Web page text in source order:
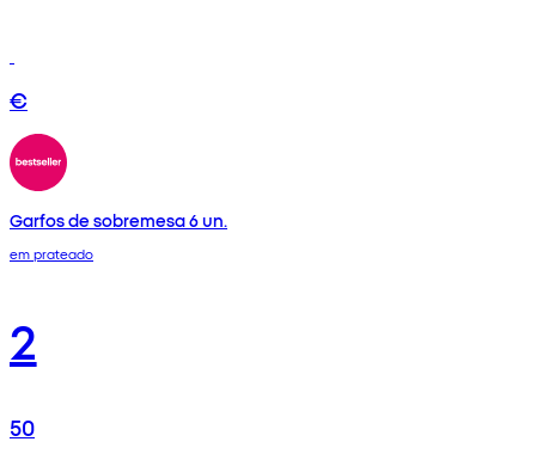
€
Garfos de sobremesa 6 un.
em prateado
2
50